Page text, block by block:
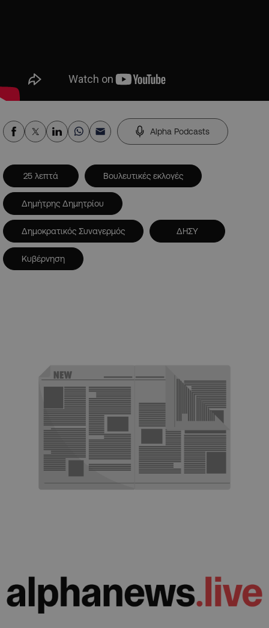
Alpha Podcasts
25 λεπτά Βουλευτικές εκλογές
Δημήτρης Δημητρίου
Δημοκρατικός Συναγερμός ΔΗΣΥ
Κυβέρνηση